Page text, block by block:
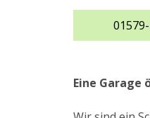
Eine Garage